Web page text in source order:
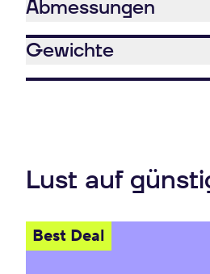
Abmessungen
Gewichte
Lust auf
Best Deal